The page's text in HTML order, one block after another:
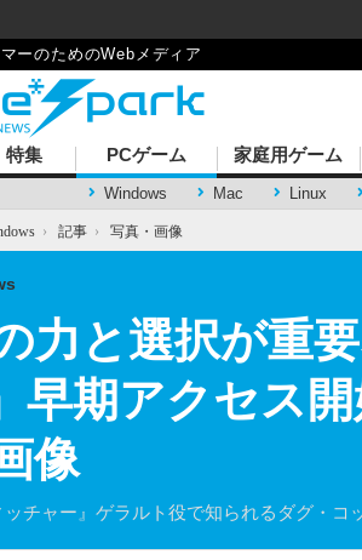
ーのためのWebメディア
特集 PCゲーム
Windows Mac Linux
家庭用ゲーム
› 記事 › 写真・画像
力と選択が重
早期アクセス
像
チャー』ゲラルト役で知られるダグ・コ